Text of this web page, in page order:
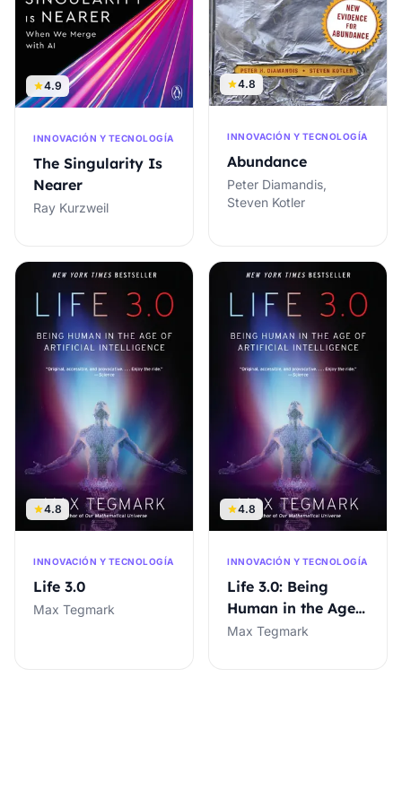
4.9
INNOVACIÓN Y TECNOLOGÍA
The Singularity Is
Nearer
Ray Kurzweil
4.8
INNOVACIÓN Y TECNOLOGÍA
Abundance
Peter Diamandis,
Steven Kotler
4.8
INNOVACIÓN Y TECNOLOGÍA
Life 3.0
Max Tegmark
4.8
INNOVACIÓN Y TECNOLOGÍA
Life 3.0: Being
Human in the Age
of Artificial
Max Tegmark